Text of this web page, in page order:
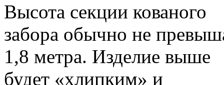
Высота секции кованого
забора обычно не
1,8 метра. Изделие выше
будет «хлипким» и